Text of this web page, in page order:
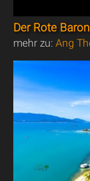
Der Rote
mehr zu:Ang